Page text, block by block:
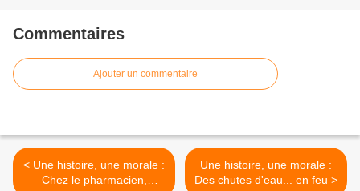
Commentaires
Ajouter un commentaire
< Une histoire, une morale :
Chez le pharmacien,
Une histoire, une morale :
Des chutes d'eau... en feu >